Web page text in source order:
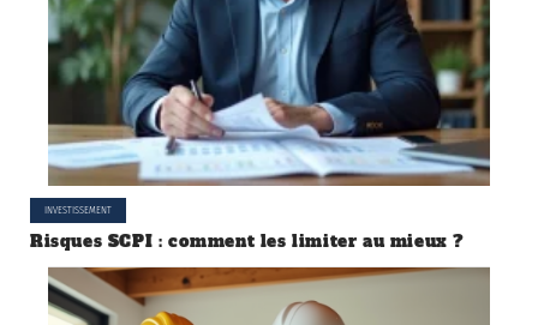
INVESTISSEMENT
Risques SCPI : comment les limiter au mieux ?